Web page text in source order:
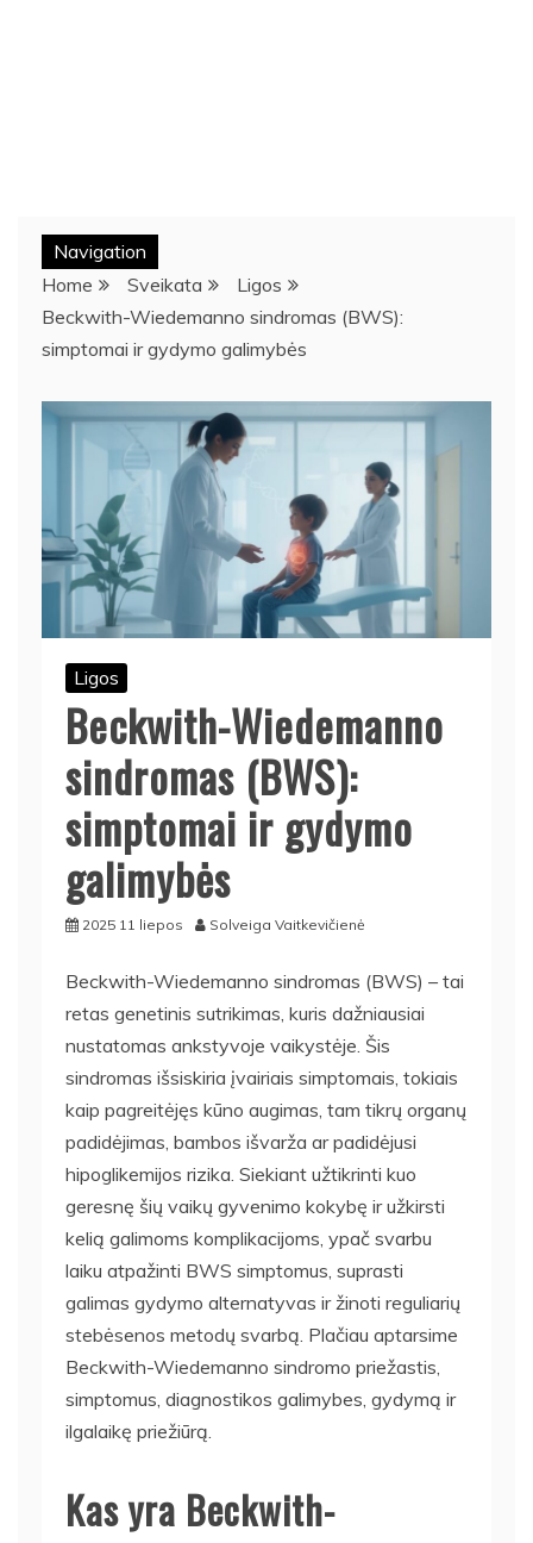
Navigation
Home
Sveikata
Ligos
Beckwith-Wiedemanno sindromas (BWS):
simptomai ir gydymo galimybės
Ligos
Beckwith-Wiedemanno
sindromas (BWS):
simptomai ir gydymo
galimybės
2025 11 liepos Solveiga Vaitkevičienė
Beckwith-Wiedemanno sindromas (BWS) – tai
retas genetinis sutrikimas, kuris dažniausiai
nustatomas ankstyvoje vaikystėje. Šis
sindromas išsiskiria įvairiais simptomais, tokiais
kaip pagreitėjęs kūno augimas, tam tikrų organų
padidėjimas, bambos išvarža ar padidėjusi
hipoglikemijos rizika. Siekiant užtikrinti kuo
geresnę šių vaikų gyvenimo kokybę ir užkirsti
kelią galimoms komplikacijoms, ypač svarbu
laiku atpažinti BWS simptomus, suprasti
galimas gydymo alternatyvas ir žinoti reguliarių
stebėsenos metodų svarbą. Plačiau aptarsime
Beckwith-Wiedemanno sindromo priežastis,
simptomus, diagnostikos galimybes, gydymą ir
ilgalaikę priežiūrą.
Kas yra Beckwith-